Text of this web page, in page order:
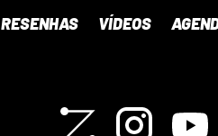
RESENHAS VÍDEOS